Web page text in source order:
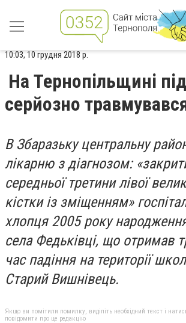
10:03, 10 грудня 2018 р.
На Тернопільщині
серйозно
В Збаразьку центральну
лікарню з діагнозом:
середньої третини лівої
кістки із зміщенням»
хлопця 2005 року
села Федьківці, що отримав
час падіння на території
Старий Вишнівець.
Якщо ви помітили помилку, виділіть необхідний текст і
повідомити про це редакцію